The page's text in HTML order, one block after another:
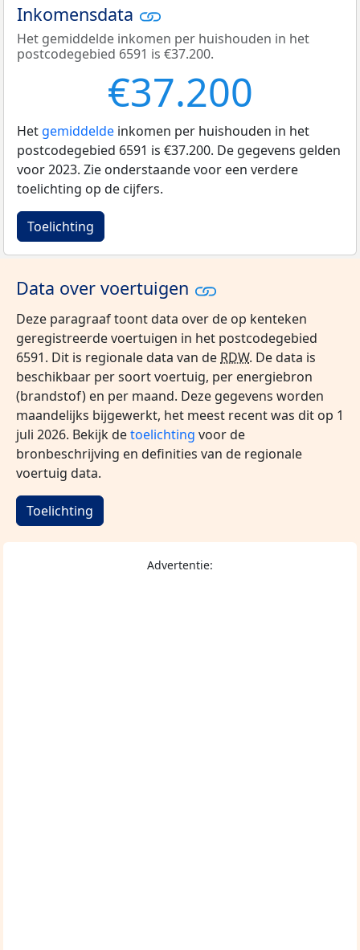
Inkomensdata
Het gemiddelde inkomen per huishouden in het
postcodegebied 6591 is €37.200.
€37.200
Het gemiddelde inkomen per huishouden in het
postcodegebied 6591 is €37.200. De gegevens gelden
voor 2023. Zie onderstaande voor een verdere
toelichting op de cijfers.
Toelichting
Data over voertuigen
Deze paragraaf toont data over de op kenteken
geregistreerde voertuigen in het postcodegebied
6591. Dit is regionale data van de RDW. De data is
beschikbaar per soort voertuig, per energiebron
(brandstof) en per maand. Deze gegevens worden
maandelijks bijgewerkt, het meest recent was dit op 1
juli 2026. Bekijk detoelichting voor de
bronbeschrijving en definities van de regionale
voertuig data.
Toelichting
Advertentie: